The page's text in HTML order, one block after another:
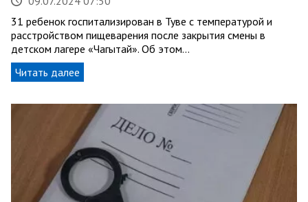
31 ребенок госпитализирован в Туве с температурой и
расстройством пищеварения после закрытия смены в
детском лагере «Чагытай». Об этом…
Читать далее